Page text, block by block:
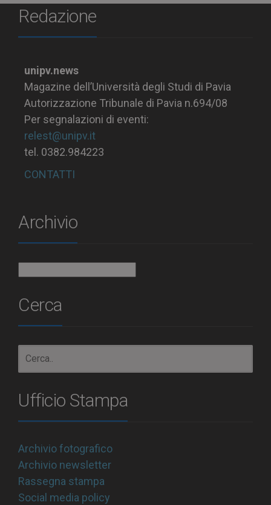
Redazione
unipv.news
Magazine dell’Università degli Studi di Pavia
Autorizzazione Tribunale di Pavia n.694/08
Per segnalazioni di eventi:
relest@unipv.it
tel. 0382.984223
CONTATTI
Archivio
Cerca
Ufficio Stampa
Archivio fotografico
Archivio newsletter
Rassegna stampa
Social media policy